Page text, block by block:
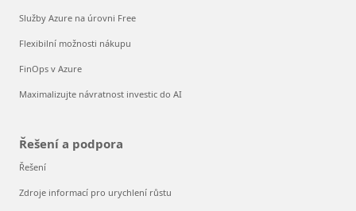
Služby Azure na úrovni Free
Flexibilní možnosti nákupu
FinOps v Azure
Maximalizujte návratnost investic do AI
Řešení a podpora
Řešení
Zdroje informací pro urychlení růstu